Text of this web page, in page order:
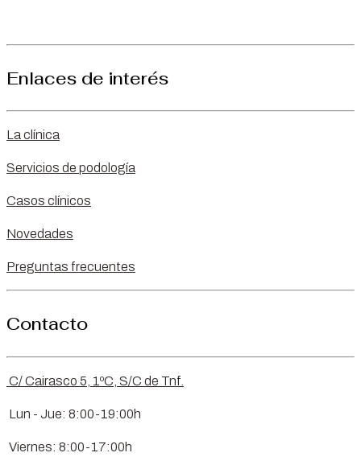
Enlaces de interés
La clínica
Servicios de podología
Casos clínicos
Novedades
Preguntas frecuentes
Contacto
C/ Cairasco 5, 1ºC, S/C de Tnf.
Lun - Jue: 8:00-19:00h
Viernes: 8:00-17:00h